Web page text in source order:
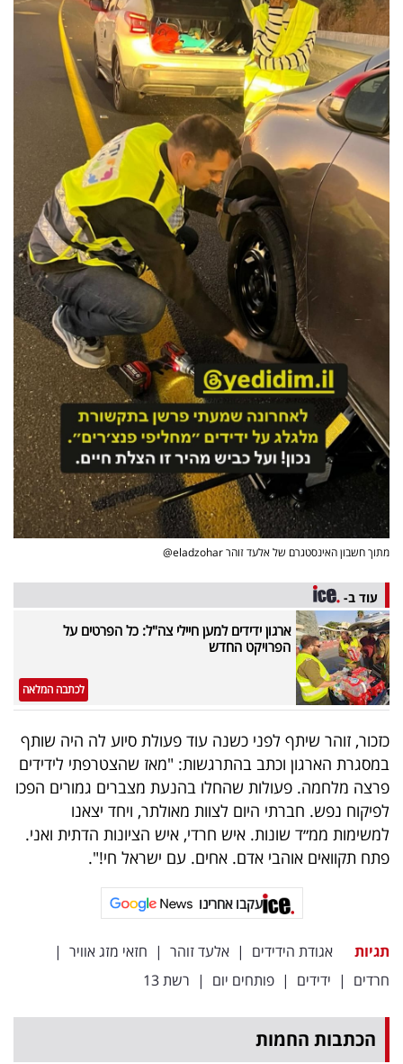
דרושים
ניוזלטרים
מייל
אדום
פרסמו
באייס
אחרינו:
מתוך חשבון האינסטגרם של אלעד זוהר eladzohar@
עוד ב-
ארגון ידידים למען חיילי צה"ל: כל הפרטים על
הפרויקט החדש
לכתבה המלאה
כזכור, זוהר שיתף לפני כשנה עוד פעולת סיוע לה היה שותף
במסגרת הארגון וכתב בהתרגשות: "מאז שהצטרפתי לידידים
פרצה מלחמה. פעולות שהחלו בהנעת מצברים גמורים הפכו
לפיקוח נפש. חברתי היום לצוות מאולתר, ויחד יצאנו
למשימות ממ״ד שונות. איש חרדי, איש הציונות הדתית ואני.
פתח תקוואים אוהבי אדם. אחים. עם ישראל חי!
".
עקבו אחרינו
תגיות אגודת הידידים | אלעד זוהר | חזאי מזג אוויר |
חרדים | ידידים | פותחים יום | רשת 13
הכתבות החמות